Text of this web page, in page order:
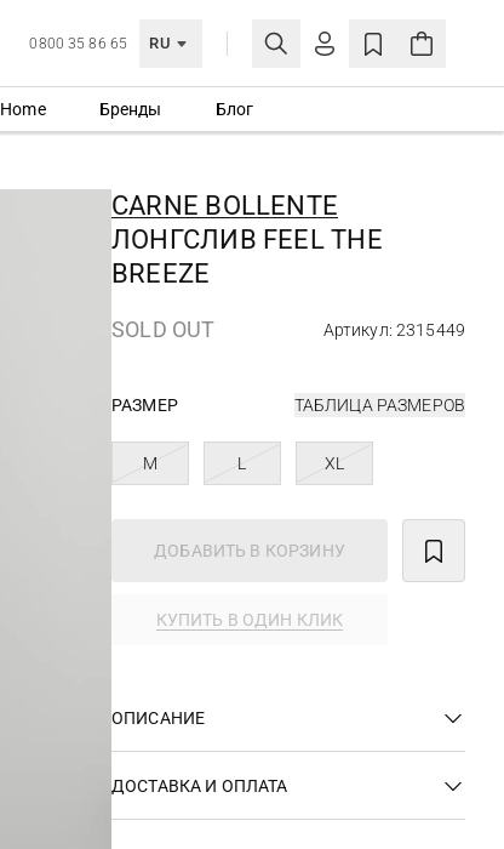
0800 35 86 65 RU
ЛИЧНЫЙ КАБИНЕТ
Еще не зарегистрированы?
СОЗДАТЬ УЧЕТНУЮ ЗАПИСЬ
Home Бренды Блог
CARNE BOLLENTE
ЛОНГСЛИВ FEEL THE
BREEZE
SOLD OUT Артикул: 2315449
РАЗМЕР ТАБЛИЦА РАЗМЕРОВ
M L XL
ДОБАВИТЬ В КОРЗИНУ
КУПИТЬ В ОДИН КЛИК
ОПИСАНИЕ
ДОСТАВКА И ОПЛАТА